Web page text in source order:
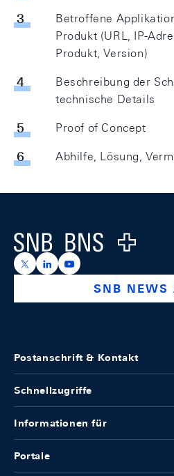
Betroffene
Produkt (URL, IP-
Produkt, Version)
Beschreibung der
technische Details
Proof of Concept
Abhilfe, Lösung,
Logo
https://x.com/snb_bns
https://https://
SNB NEWS
Postanschrift & Kontakt
Schnellzugriffe
Informationen für
Portale